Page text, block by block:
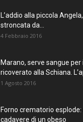
L’addio alla piccola
stroncata da...
4 Febbraio 2016
Marano, serve sangue
ricoverato alla Schiana.
1 Agosto 2016
Forno crematorio esplode:
cadavere di un obeso
METTI UN
MI PIACE!
TERRANOSTRA NEWS